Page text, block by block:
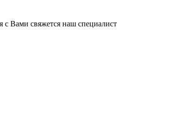
Вами свяжется наш специалист